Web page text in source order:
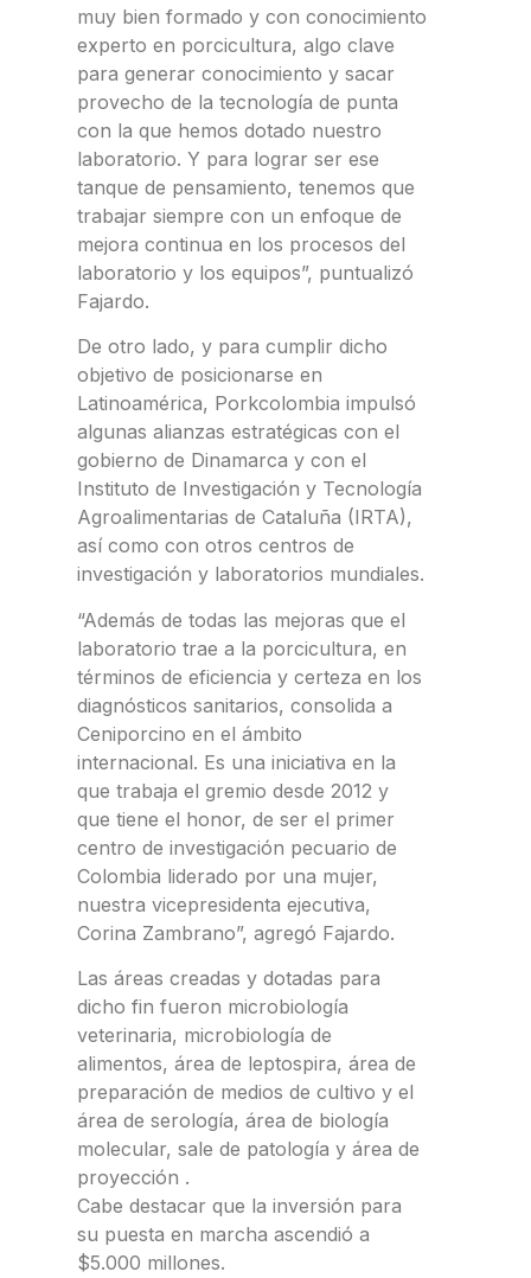
muy bien formado y con conocimiento
experto en porcicultura, algo clave
para generar conocimiento y sacar
provecho de la tecnología de punta
con la que hemos dotado nuestro
laboratorio. Y para lograr ser ese
tanque de pensamiento, tenemos que
trabajar siempre con un enfoque de
mejora continua en los procesos del
laboratorio y los equipos”, puntualizó
Fajardo.
De otro lado, y para cumplir dicho
objetivo de posicionarse en
Latinoamérica, Porkcolombia impulsó
algunas alianzas estratégicas con el
gobierno de Dinamarca y con el
Instituto de Investigación y Tecnología
Agroalimentarias de Cataluña (IRTA),
así como con otros centros de
investigación y laboratorios mundiales.
“Además de todas las mejoras que el
laboratorio trae a la porcicultura, en
términos de eficiencia y certeza en los
diagnósticos sanitarios, consolida a
Ceniporcino en el ámbito
internacional. Es una iniciativa en la
que trabaja el gremio desde 2012 y
que tiene el honor, de ser el primer
centro de investigación pecuario de
Colombia liderado por una mujer,
nuestra vicepresidenta ejecutiva,
Corina Zambrano”, agregó Fajardo.
Las áreas creadas y dotadas para
dicho fin fueron microbiología
veterinaria, microbiología de
alimentos, área de leptospira, área de
preparación de medios de cultivo y el
área de serología, área de biología
molecular, sale de patología y área de
proyección .
Cabe destacar que la inversión para
su puesta en marcha ascendió a
$5.000 millones.